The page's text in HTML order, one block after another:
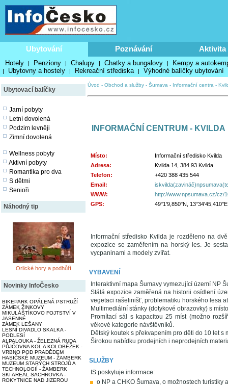
Ubytování Poznávání Aktivita
Hotely | Penziony | Chalupy | Chatky a bungalovy | Kempy a
| Ubytovny a hostely | Rekreační střediska | Výhodné balíčky ubytování
Ubytovací balíčky
Jarní pobyty
Letní dovolená
Podzim levněji
Zimní dovolená
Wellness pobyty
Aktivní pobyty
Romantika pro dva
S dětmi
Senioři
Náhodný tip
Orlické hory a podhůří
Novinky InfoČesko
BIKEPARK OPÁLENÁ PSTRUŽÍ
ZÁMEK ŽINKOVY
MIKULÁŠTÍKOVO FOJTSTVÍ V
JASENNÉ
ZÁMEK LEŠANY
LESNÍ DIVADLO SKALKA -
PODLESÍ
ALPALOUKA - ŽELEZNÁ RUDA
PŮJČOVNA KOL A KOLOBĚŽEK -
VRBNO POD PRADĚDEM
HASIČSKÉ MUZEUM - ŽAMBERK
MUZEUM STARÝCH STROJŮ A
TECHNOLOGIÍ - ŽAMBERK
SKI AREÁL SACHROVKA -
ROKYTNICE NAD JIZEROU
Úvod - Obchod a služby - Šumava - Informační centra -
INFORMAČNÍ CENTRUM - KVILDA
Místo:
Informační středisko Kvilda
Adresa:
Kvilda 14, 384 93 Kvilda
Telefon:
+420 388 435 544
Email:
WWW:
http://www.npsumava.cz/cz/
GPS:
49°1'9,850"N, 13°34'45,410"E
Informační středisko Kvilda je rozděleno na
expozice se zaměřením na horský les. Je
vycpaninami a modely zvířat.
VYBAVENÍ
Interaktivní mapa Šumavy vymezující území NP
Stálá expozice zaměřená na historii osídlení
vegetaci rašelinišť, problematiku horského lesa
Multimediální stánky (dotykové obrazovky) s
Promítací sál s kapacitou 25 míst (možno
věkové kategorie návštěvníků.
Dětský koutek s překvapením pro děti do 10 let
Širokou nabídku prodejních i neprodejních
SLUŽBY
IS poskytuje informace:
o NP a CHKO Šumava, o možnostech turistiky